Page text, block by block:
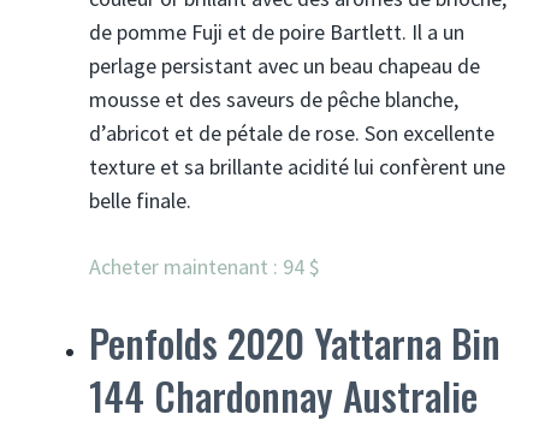
de pomme Fuji et de poire Bartlett. Il a un
perlage persistant avec un beau chapeau de
mousse et des saveurs de pêche blanche,
d’abricot et de pétale de rose. Son excellente
texture et sa brillante acidité lui confèrent une
belle finale.
Acheter maintenant : 94 $
Penfolds 2020 Yattarna Bin
144 Chardonnay Australie